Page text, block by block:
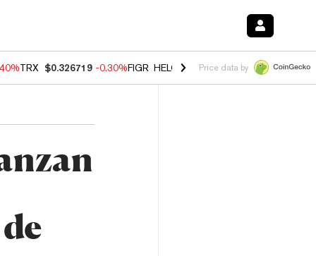
TRX $0.326719 -0.30%FIGR_HELOC $1.02 -2.00% HYPE $56.10
Price data by